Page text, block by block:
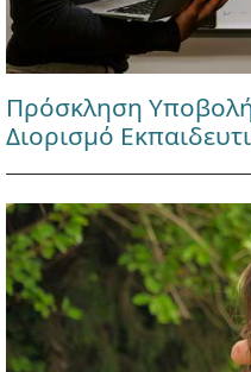
Πρόσκληση
Διορισμό